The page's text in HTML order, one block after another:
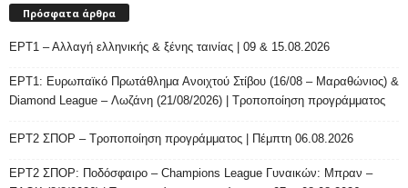
Πρόσφατα άρθρα
ΕΡΤ1 – Αλλαγή ελληνικής & ξένης ταινίας | 09 & 15.08.2026
ΕΡΤ1: Ευρωπαϊκό Πρωτάθλημα Ανοιχτού Στίβου (16/08 – Μαραθώνιος) &
Diamond League – Λωζάνη (21/08/2026) | Τροποποίηση προγράμματος
ΕΡΤ2 ΣΠΟΡ – Τροποποίηση προγράμματος | Πέμπτη 06.08.2026
ΕΡΤ2 ΣΠΟΡ: Ποδόσφαιρο – Champions League Γυναικών: Μπραν –